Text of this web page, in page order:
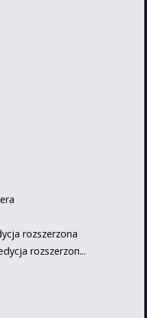
rozszerzona
rozszerzon...